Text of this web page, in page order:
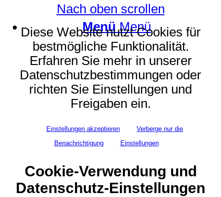
Menü Menü
Nach oben scrollen
Diese Website nutzt Cookies für
bestmögliche Funktionalität.
Erfahren Sie mehr in unserer
Datenschutzbestimmungen oder
richten Sie Einstellungen und
Freigaben ein.
Einstellungen akzeptieren
Verberge nur die
Benachrichtigung
Einstellungen
Cookie-Verwendung und
Datenschutz-Einstellungen